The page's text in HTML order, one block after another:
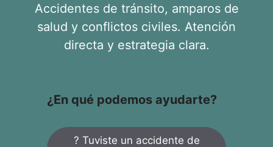
Accidentes de tránsito, amparos de
salud y conflictos civiles. Atención
directa y estrategia clara.
¿En qué podemos ayudarte?
? Tuviste un accidente de